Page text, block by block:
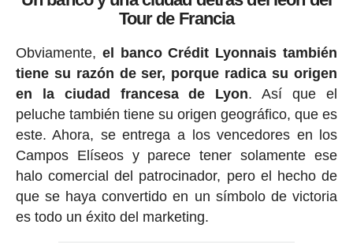
Tour de Francia
Obviamente, el banco Crédit Lyonnais también
tiene su razón de ser, porque radica su origen
en la ciudad francesa de Lyon. Así que el
peluche también tiene su origen geográfico, que es
este. Ahora, se entrega a los vencedores en los
Campos Elíseos y parece tener solamente ese
halo comercial del patrocinador, pero el hecho de
que se haya convertido en un símbolo de victoria
es todo un éxito del marketing.